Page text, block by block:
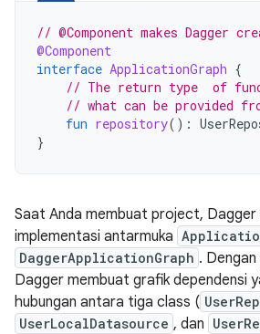
// @Component makes Dagger
@Component
interface ApplicationGraph {
// The return type  of
// what can be provided
fun repository():
}
Saat Anda membuat project, Dagger
implementasi antarmuka
DaggerApplicationGraph .
Dagger membuat grafik dependensi
hubungan antara tiga class (
UserLocalDatasource , dan